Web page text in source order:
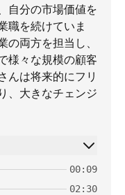
自分の市場価値を
職を続けていま
両方を担当し、
様々な規模の顧客
んは将来的にフリ
、大きなチェンジ
00:09
02:30